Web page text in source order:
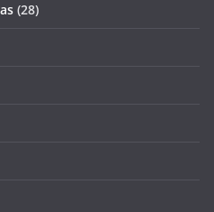
(28)